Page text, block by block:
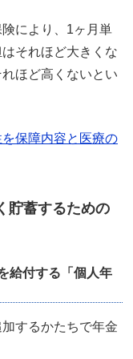
により、1ヶ月単
それほど大きくな
ほど高くないとい
保障内容と医療の
貯蓄するための
給付する「個人年
するかたちで年金